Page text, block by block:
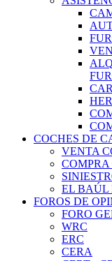
COCHES DE
VENTA
COMPRA
EL BAÚL
FOROS DE
FORO
WRC
ERC
CERA